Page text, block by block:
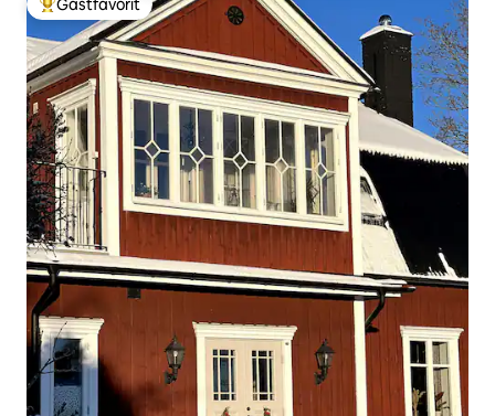
Populär gästfavorit
Gästfavorit